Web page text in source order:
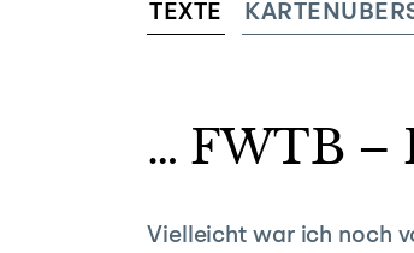
TEXTE
… FWTB –
Vielleicht war ich noch